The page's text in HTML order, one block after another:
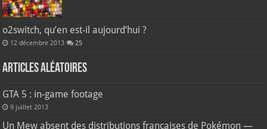
o2switch, qu’en est-il aujourd’hui ?
12 décembre 2013 25
Articles aléatoires
GTA 5 : in-game footage
9 juillet 2013
Un Mew absent des distributions françaises de Pokémon —